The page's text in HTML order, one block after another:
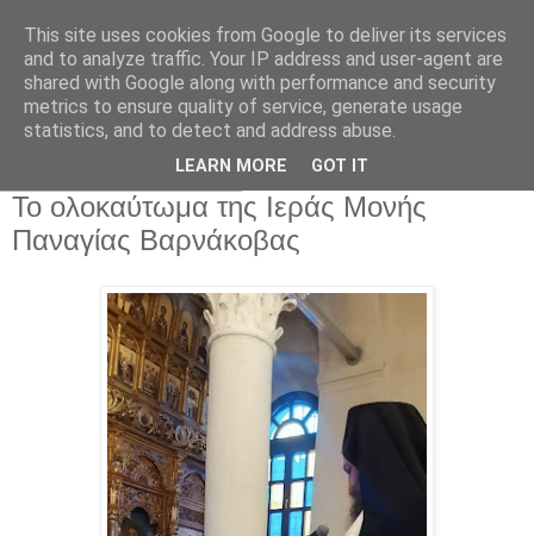
Αρχική Σελίδα
Το ολοκαύτωμα της Ιεράς Μονής
Παναγίας Βαρνάκοβας
This site uses cookies from Google to deliver its services
and to analyze traffic. Your IP address and user-agent are
shared with Google along with performance and security
metrics to ensure quality of service, generate usage
statistics, and to detect and address abuse.
LEARN MORE GOT IT